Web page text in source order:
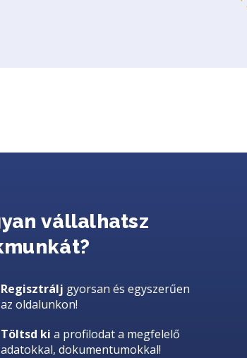
vállalhatsz
Regisztrálj gyorsan és egyszerűen
az oldalunkon!
Töltsd ki a profilodat a megfelelő
adatokkal, dokumentumokkal!